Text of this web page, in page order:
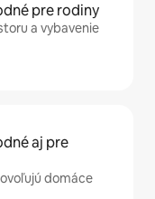
pre rodiny
a vybavenie
aj pre
domáce